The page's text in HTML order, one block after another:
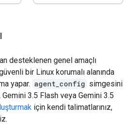
desteklenen genel amaçlı
bir Linux korumalı alanında
yapar. agent_config simgesini
3.5 Flash veya Gemini 3.5
için kendi talimatlarınız,